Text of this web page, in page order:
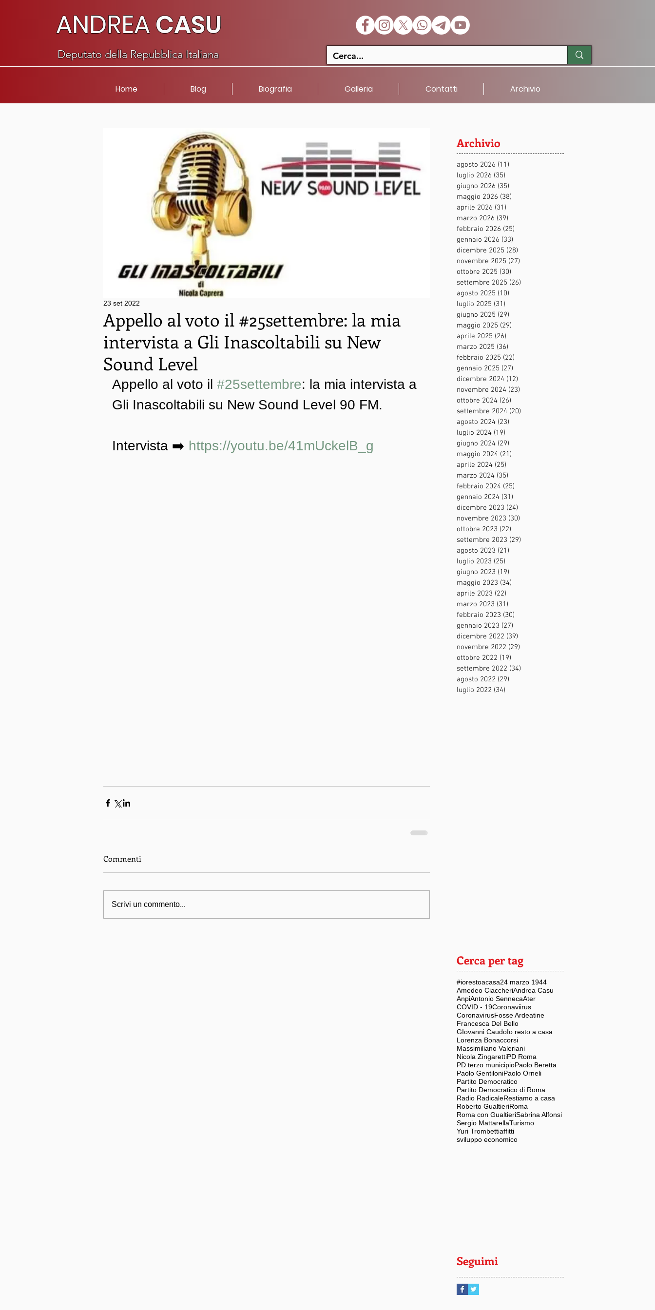
ANDREACASU
Deputato della Repubblica Italiana
Home Blog Biografia Galleria Contatti Archivio
Appello al voto il #25settembre: la mia
intervista a Gli Inascoltabili su New
Sound Level
23 set 2022
Appello al voto il #25settembre: la mia intervista a
Gli Inascoltabili su New Sound Level 90 FM.
Intervista ➡️ https://youtu.be/41mUckelB_g
Commenti
Scrivi un commento...
Archivio
agosto 2026 (11)
luglio 2026 (35)
giugno 2026 (35)
maggio 2026 (38)
aprile 2026 (31)
marzo 2026 (39)
febbraio 2026 (25)
gennaio 2026 (33)
dicembre 2025 (28)
novembre 2025 (27)
ottobre 2025 (30)
settembre 2025 (26)
agosto 2025 (10)
luglio 2025 (31)
giugno 2025 (29)
maggio 2025 (29)
aprile 2025 (26)
marzo 2025 (36)
febbraio 2025 (22)
gennaio 2025 (27)
dicembre 2024 (12)
novembre 2024 (23)
ottobre 2024 (26)
settembre 2024 (20)
agosto 2024 (23)
luglio 2024 (19)
giugno 2024 (29)
maggio 2024 (21)
aprile 2024 (25)
marzo 2024 (35)
febbraio 2024 (25)
gennaio 2024 (31)
dicembre 2023 (24)
novembre 2023 (30)
ottobre 2023 (22)
settembre 2023 (29)
agosto 2023 (21)
luglio 2023 (25)
giugno 2023 (19)
maggio 2023 (34)
aprile 2023 (22)
marzo 2023 (31)
febbraio 2023 (30)
gennaio 2023 (27)
dicembre 2022 (39)
novembre 2022 (29)
ottobre 2022 (19)
settembre 2022 (34)
agosto 2022 (29)
luglio 2022 (34)
Cerca per tag
#iorestoacasa24 marzo 1944
Amedeo CiaccheriAndrea Casu
AnpiAntonio SennecaAter
COVID - 19Coronaviirus
CoronavirusFosse Ardeatine
Francesca Del Bello
GIovanni CaudoIo resto a casa
Lorenza Bonaccorsi
Massimiliano Valeriani
Nicola ZingarettiPD Roma
PD terzo municipioPaolo Beretta
Paolo GentiloniPaolo Orneli
Partito Democratico
Partito Democratico di Roma
Radio RadicaleRestiamo a casa
Roberto GualtieriRoma
Roma con GualtieriSabrina Alfonsi
Sergio MattarellaTurismo
Yuri Trombettiaffitti
sviluppo economico
Seguimi